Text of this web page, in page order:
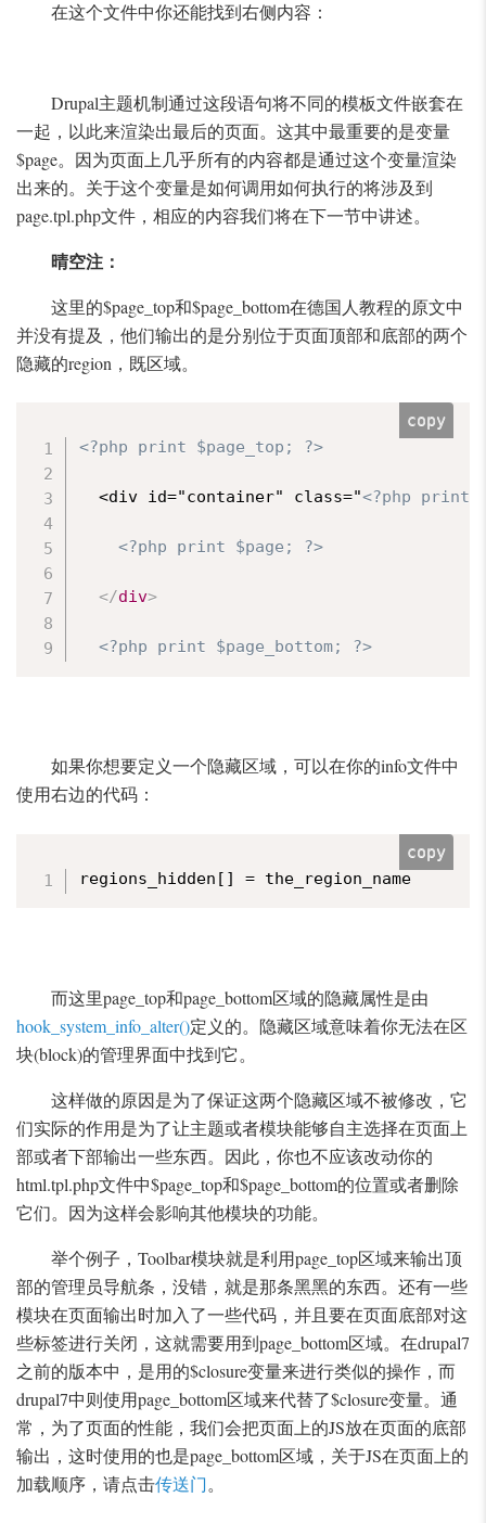
在这个文件中你还能找到右侧内容：
Drupal主题机制通过这段语句将不同的模板文件嵌套在
一起，以此来渲染出最后的页面。这其中最重要的是变量
$page。因为页面上几乎所有的内容都是通过这个变量渲染
出来的。关于这个变量是如何调用如何执行的将涉及到
page.tpl.php文件，相应的内容我们将在下一节中讲述。
晴空注：
这里的$page_top和$page_bottom在德国人教程的原文中
并没有提及，他们输出的是分别位于页面顶部和底部的两个
隐藏的region，既区域。
<?php print $page_top; ?>
  <div id="container" class="
<?php print
<?php print $page; ?>
</div>
<?php print $page_bottom; ?>
copy
如果你想要定义一个隐藏区域，可以在你的info文件中
使用右边的代码：
regions_hidden[] = the_region_name
copy
而这里page_top和page_bottom区域的隐藏属性是由
hook_system_info_alter()定义的。隐藏区域意味着你无法在区
块(block)的管理界面中找到它。
这样做的原因是为了保证这两个隐藏区域不被修改，它
们实际的作用是为了让主题或者模块能够自主选择在页面上
部或者下部输出一些东西。因此，你也不应该改动你的
html.tpl.php文件中$page_top和$page_bottom的位置或者删除
它们。因为这样会影响其他模块的功能。
举个例子，Toolbar模块就是利用page_top区域来输出顶
部的管理员导航条，没错，就是那条黑黑的东西。还有一些
模块在页面输出时加入了一些代码，并且要在页面底部对这
些标签进行关闭，这就需要用到page_bottom区域。在drupal7
之前的版本中，是用的$closure变量来进行类似的操作，而
drupal7中则使用page_bottom区域来代替了$closure变量。通
常，为了页面的性能，我们会把页面上的JS放在页面的底部
输出，这时使用的也是page_bottom区域，关于JS在页面上的
加载顺序，请点击传送门。